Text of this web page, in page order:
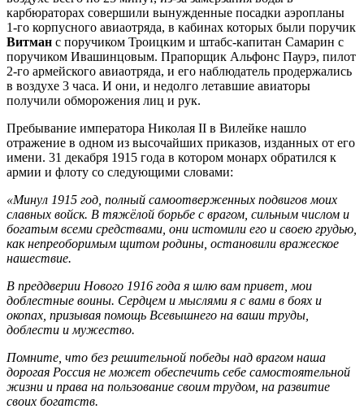
карбюраторах совершили вынужденные посадки аэропланы
1-го корпусного авиаотряда, в кабинах которых были поручик
Витман с поручиком Троицким и штабс-капитан Самарин с
поручиком Ивашинцовым. Прапорщик Альфонс Паурэ, пилот
2-го армейского авиаотряда, и его наблюдатель продержались
в воздухе 3 часа. И они, и недолго летавшие авиаторы
получили обморожения лиц и рук.
Пребывание императора Николая II в Вилейке нашло
отражение в одном из высочайших приказов, изданных от его
имени. 31 декабря 1915 года в котором монарх обратился к
армии и флоту со следующими словами:
«Минул 1915 год, полный самоотверженных подвигов моих
славных войск. В тяжёлой борьбе с врагом, сильным числом и
богатым всеми средствами, они истомили его и своею грудью,
как непреоборимым щитом родины, остановили вражеское
нашествие.
В преддверии Нового 1916 года я шлю вам привет, мои
доблестные воины. Сердцем и мыслями я с вами в боях и
окопах, призывая помощь Всевышнего на ваши труды,
доблести и мужество.
Помните, что без решительной победы над врагом наша
дорогая Россия не может обеспечить себе самостоятельной
жизни и права на пользование своим трудом, на развитие
своих богатств.